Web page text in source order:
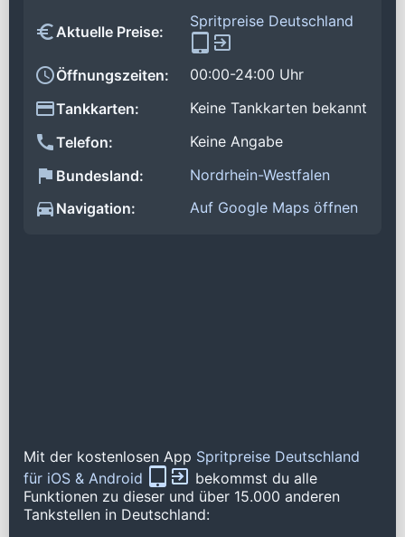
Aktuelle Preise:
Spritpreise Deutschland
Öffnungszeiten:
00:00-24:00 Uhr
Tankkarten:
Keine Tankkarten bekannt
Telefon:
Keine Angabe
Bundesland:
Nordrhein-Westfalen
Navigation:
Auf Google Maps öffnen
Mit der kostenlosen App Spritpreise Deutschland
für iOS & Android
bekommst du alle
Funktionen zu dieser und über 15.000 anderen
Tankstellen in Deutschland: